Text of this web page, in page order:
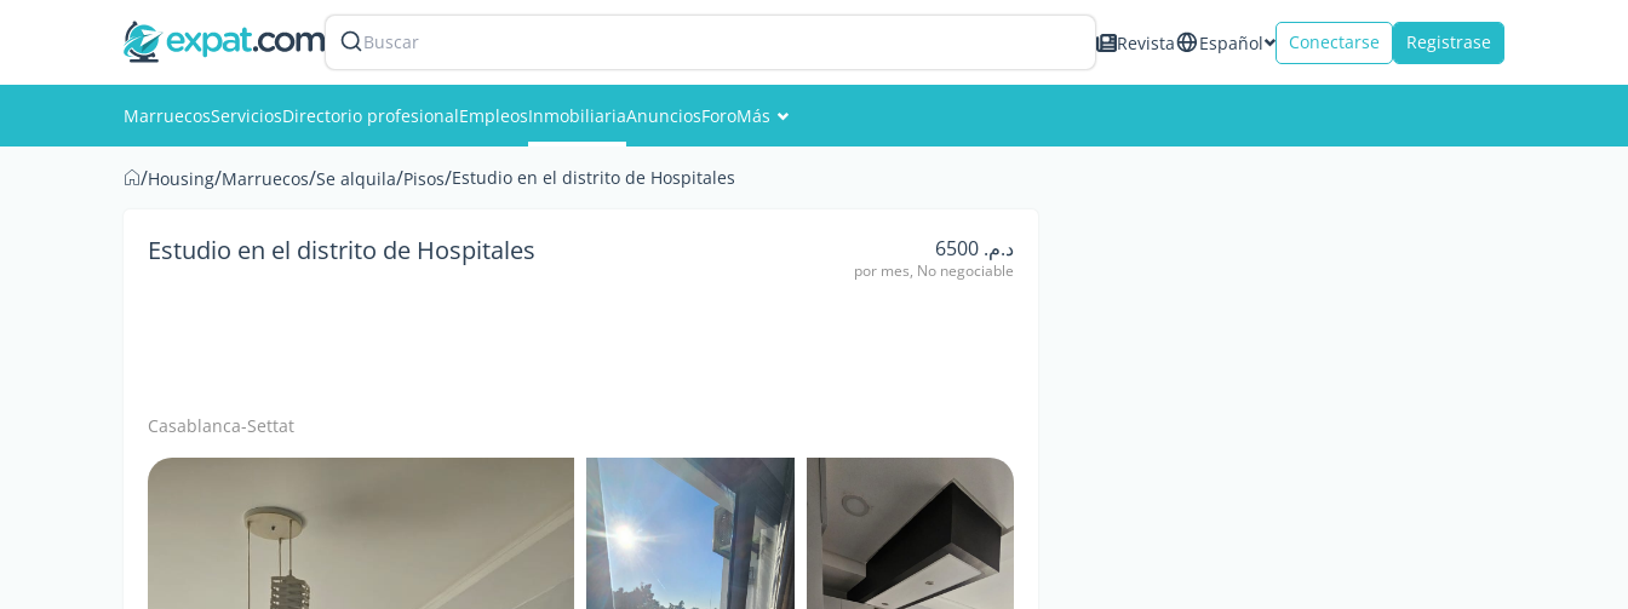
Buscar Revista Español Conectarse Registrase
MarruecosServiciosDirectorio profesionalEmpleosInmobiliariaAnunciosForoMás
/Housing/Marruecos/Se alquila/Pisos/Estudio en el distrito de Hospitales
Estudio en el distrito de Hospitales
Casablanca-Settat
د.م. 6500
por mes, No negociable